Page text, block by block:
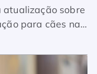
atualização sobre
para cães nas
marcas do